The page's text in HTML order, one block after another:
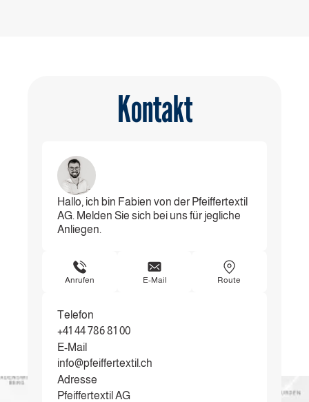
Kontakt
Hallo, ich bin Fabien von der Pfeiffertextil
AG. Melden Sie sich bei uns für jegliche
Anliegen.
Anrufen E-Mail Route
Telefon
+41 44 786 81 00
E-Mail
info@pfeiffertextil.ch
Adresse
Pfeiffertextil AG